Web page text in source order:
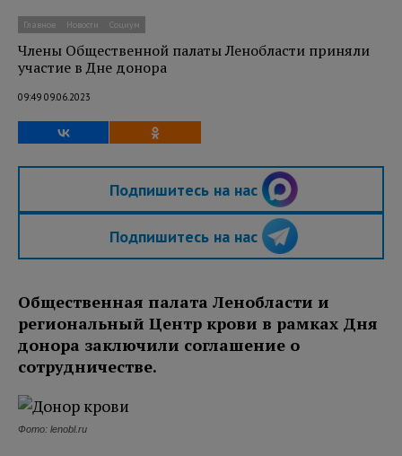
Главное Новости Социум
Члены Общественной палаты Ленобласти приняли
участие в Дне донора
09:49 09.06.2023
Подпишитесь на нас
Подпишитесь на нас
Общественная палата Ленобласти и
региональный Центр крови в рамках Дня
донора заключили соглашение о
сотрудничестве.
Фото: lenobl.ru